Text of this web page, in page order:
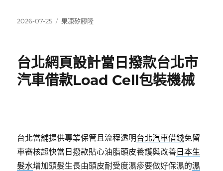
發
2026-07-25
分
果凍矽膠隆
台北網頁設計當日撥款台北市
汽車借款Load Cell包裝機械
台北當舖提供專業保管且流程透明台北汽車借錢免留
車審核超快當日撥款貼心油脂頭皮養護與改善 日本生
髮水增加頭髮生長由頭皮耐受度濕疹要做好保濕的濕